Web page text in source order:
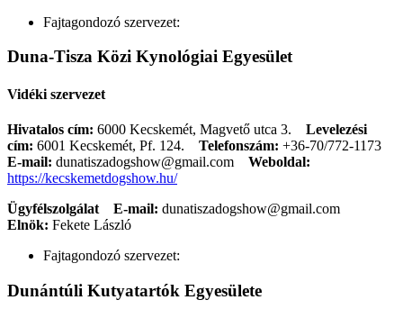
Fajtagondozó szervezet:
Duna-Tisza Közi Kynológiai Egyesület
Vidéki szervezet
Hivatalos cím: 6000 Kecskemét, Magvető utca 3. Levelezési
cím: 6001 Kecskemét, Pf. 124. Telefonszám: +36-70/772-1173
E-mail: dunatiszadogshow@gmail.com
Weboldal:
https://kecskemetdogshow.hu/
Ügyfélszolgálat
E-mail: dunatiszadogshow@gmail.com
Elnök: Fekete László
Fajtagondozó szervezet:
Dunántúli Kutyatartók Egyesülete